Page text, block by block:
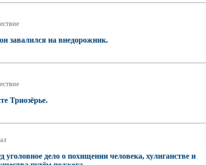
завалился на внедорожник.
Триозёрье.
уголовное дело о похищении человека, хулиганстве и